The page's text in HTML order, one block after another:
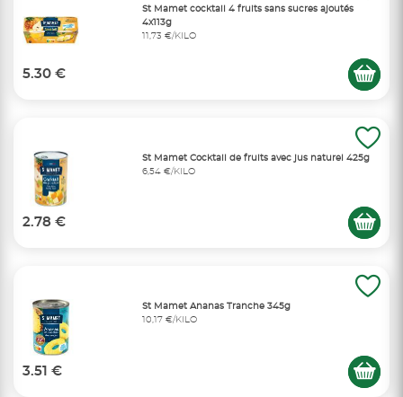
St Mamet cocktail 4 fruits sans sucres ajoutés
4x113g
11,73 €/KILO
5.30 €
St Mamet Cocktail de fruits avec jus naturel 425g
6,54 €/KILO
2.78 €
St Mamet Ananas Tranche 345g
10,17 €/KILO
3.51 €